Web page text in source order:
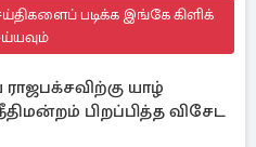
படிக்க இங்கே கிளிக்
யாழ்
பிறப்பித்த விசேட